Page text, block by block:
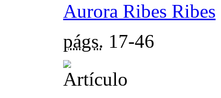
Aurora Ribes Ribes
págs. 17-46